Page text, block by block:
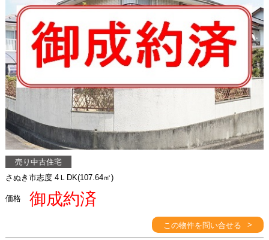
売り中古住宅
さぬき市志度 4ＬDK(107.64㎡)
価格 御成約済
この物件を問い合せる >